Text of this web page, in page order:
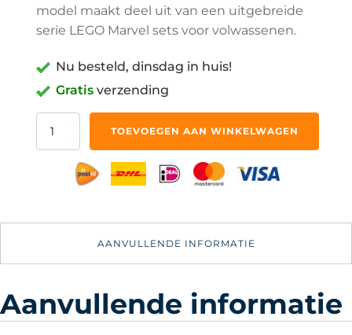
model maakt deel uit van een uitgebreide
serie LEGO Marvel sets voor volwassenen.
Nu besteld, dinsdag in huis!
Gratis verzending
LEGO
Hulkbuster
TOEVOEGEN AAN WINKELWAGEN
AANVULLENDE INFORMATIE
Aanvullende informatie